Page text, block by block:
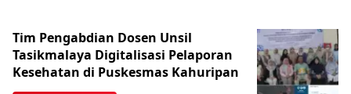
Tim Pengabdian Dosen Unsil
Tasikmalaya Digitalisasi Pelaporan
Kesehatan di Puskesmas Kahuripan